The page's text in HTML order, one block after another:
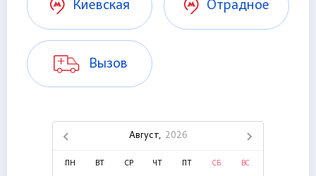
Киевская Отрадное
Вызов
Август, 2026
ПН ВТ СР ЧТ СБ ВС